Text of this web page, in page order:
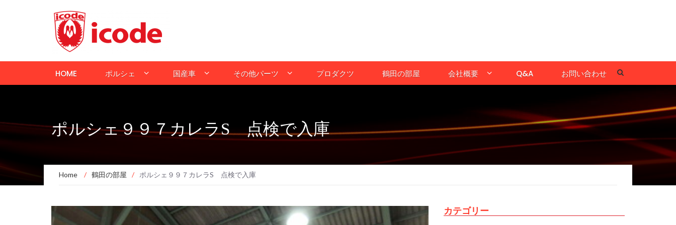
HOME ポルシェ 国産車 その他パーツ プロダクツ 鶴田の部屋 会社概要 Q&A お問い合わせ
ポルシェ９９７カレラS 点検で入庫
Home / 鶴田の部屋 / ポルシェ９９７カレラS 点検で入庫
カテゴリー